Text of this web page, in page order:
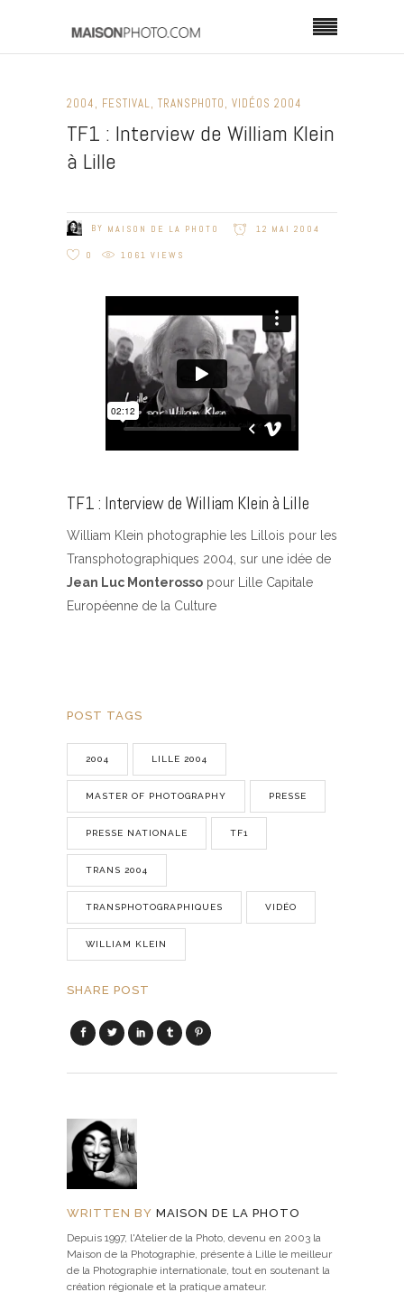
2004, FESTIVAL, TRANSPHOTO, VIDÉOS 2004
TF1 : Interview de William Klein
à Lille
BY MAISON DE LA PHOTO 12 MAI 2004
0 1061 VIEWS
TF1 : Interview de William Klein à Lille
William Klein photographie les Lillois pour les
Transphotographiques 2004, sur une idée de
Jean Luc Monterosso pour Lille Capitale
Européenne de la Culture
POST TAGS
2004 LILLE 2004
MASTER OF PHOTOGRAPHY PRESSE
PRESSE NATIONALE TF1
TRANS 2004
TRANSPHOTOGRAPHIQUES VIDÉO
WILLIAM KLEIN
SHARE POST
WRITTEN BY MAISON DE LA PHOTO
Depuis 1997, l'Atelier de la Photo, devenu en 2003 la
Maison de la Photographie, présente à Lille le meilleur
de la Photographie internationale, tout en soutenant la
création régionale et la pratique amateur.